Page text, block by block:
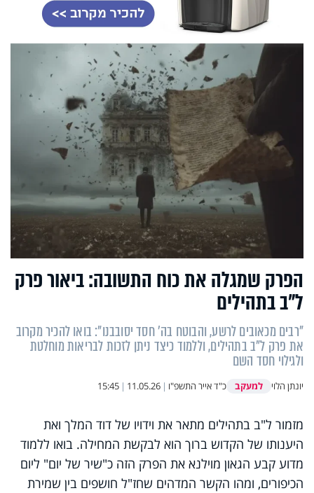
הפרק שמגלה את כוח התשובה: ביאור פרק
ל"ב בתהילים
"רבים מכאובים לרשע, והבוטח בה' חסד יסובבנו": בואו להכיר מקרוב
את פרק ל"ב בתהילים, וללמוד כיצד ניתן לזכות לבריאות מוחלטת
ולגילוי חסד השם
יונתן הלוי למעקב כ"ד אייר התשפ"ו |
11.05.26
|
15:45
מזמור ל"ב בתהילים מתאר את וידויו של דוד המלך ואת
היענותו של הקדוש ברוך הוא לבקשת המחילה. בואו ללמוד
מדוע קבע הגאון מוילנא את הפרק הזה כ"שיר של יום" ליום
הכיפורים, ומהו הקשר המדהים שחז"ל חושפים בין שמירת